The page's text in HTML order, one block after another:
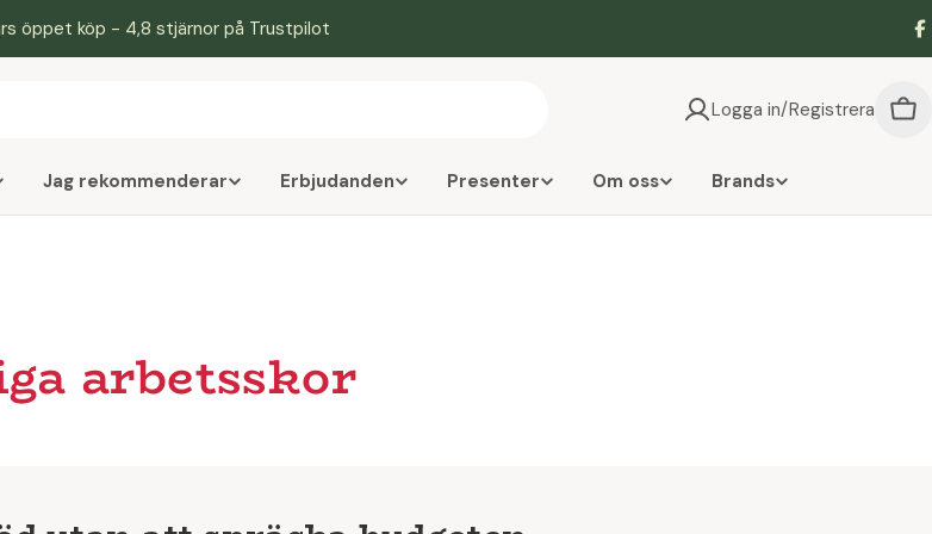
öppet köp - 4,8 stjärnor på Trustpilot
Logga in/Registrera
Jag rekommenderar Erbjudanden Presenter Om oss Brands
arbetsskor